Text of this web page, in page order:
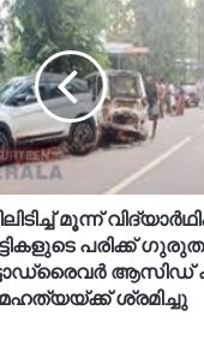
മൂന്ന്
പരിക്ക്
ആസിഡ്
ശ്രമിച്ചു